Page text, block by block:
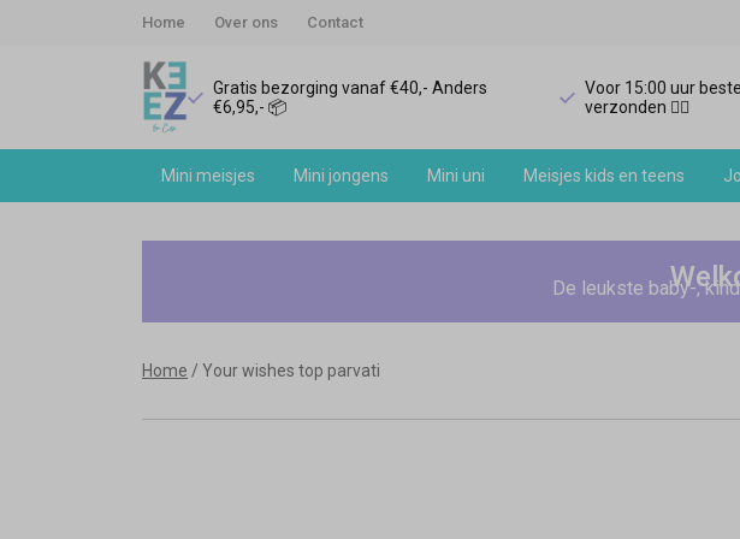
Home Over ons Contact
Gratis bezorging vanaf €40,- Anders
€6,95,- 📦
Voor 15:00 uur
verzonden 🏃‍♀️
Mini meisjes Mini jongens Mini uni Meisjes kids en teens
parvati
De leukste baby-,
Home Your wishes top parvati